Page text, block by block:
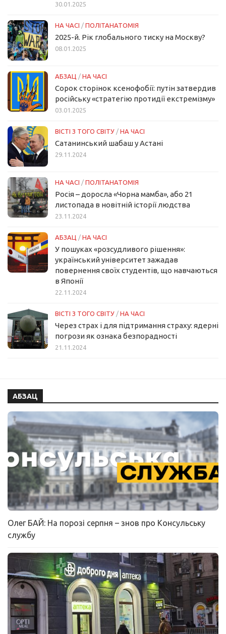
30.01.2025
НА ЧАСІ / ПОЛІТАНАТОМІЯ
2025-й. Рік глобального тиску на Москву?
08.01.2025
АБЗАЦ / НА ЧАСІ
Сорок сторінок ксенофобії: путін затвердив
російську «стратегію протидії екстремізму»
03.01.2025
ВІСТІ З ТОГО СВІТУ / НА ЧАСІ
Сатанинський шабаш у Астані
29.11.2024
НА ЧАСІ / ПОЛІТАНАТОМІЯ
Росія – доросла «Чорна мамба», або 21
листопада в новітній історії людства
23.11.2024
АБЗАЦ / НА ЧАСІ
У пошуках «розсудливого рішення»:
український університет зажадав
повернення своїх студентів, що навчаються
в Японії
22.11.2024
ВІСТІ З ТОГО СВІТУ / НА ЧАСІ
Через страх і для підтримання страху: ядерні
погрози як ознака безпорадності
21.11.2024
АБЗАЦ
Олег БАЙ: На порозі серпня – знов про Консульську
службу